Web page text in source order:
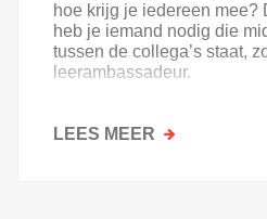
hoe krijg je iedereen mee?
heb je iemand nodig die
tussen de collega’s staat,
leerambassadeur.
LEES MEER OVER